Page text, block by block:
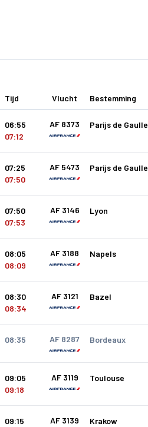
Tijd Vlucht Bestemming
06:55
07:12
AF 8373 Parijs de Gaulle
07:25
07:50
AF 5473 Parijs de Gaulle
07:50
07:53
AF 3146 Lyon
08:05
08:09
AF 3188 Napels
08:30
08:34
AF 3121 Bazel
08:35 AF 8287 Bordeaux
09:05
09:18
AF 3119 Toulouse
09:15
AF 3139 Krakow